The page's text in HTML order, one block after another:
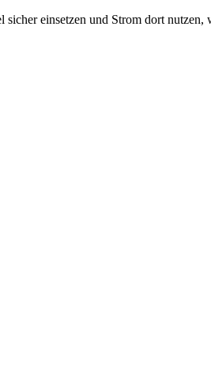
einsetzen und Strom dort